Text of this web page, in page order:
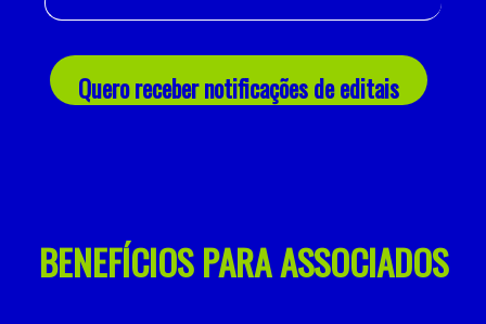
Quero receber notificações de editais
BENEFÍCIOS PARA ASSOCIADOS